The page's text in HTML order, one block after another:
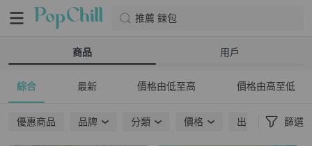
推薦 鍊包
商品 用戶
綜合 最新 價格由低至高 價格由高至低
優惠商品 品牌 分類 價格 出貨地點 篩選